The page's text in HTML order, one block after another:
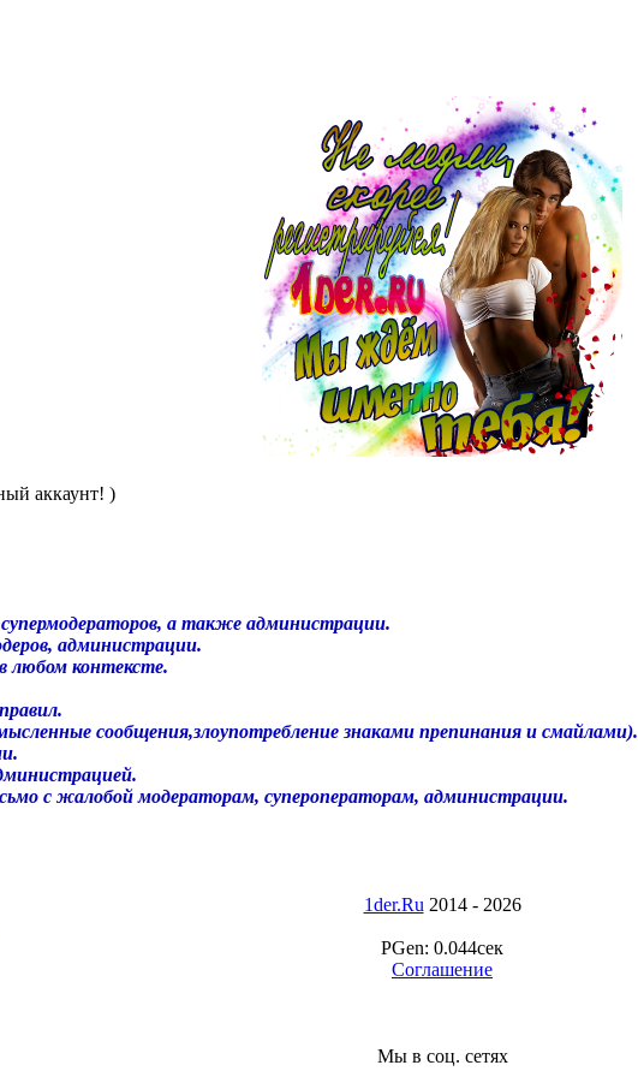
аккаунт! )
а также администрации.
администрации.
любом контексте.
сообщения,злоупотребление знаками препинания и смайлами).
с жалобой модераторам, супероператорам, администрации.
1der.ru 2014 - 2026
PGen: 0.044сек
Соглашение
Мы в соц. сетях